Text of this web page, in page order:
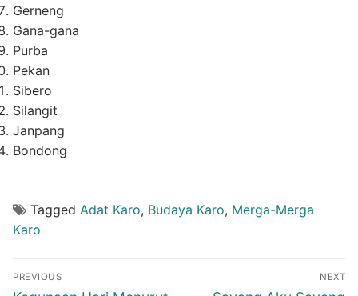
Gerneng
Gana-gana
Purba
Pekan
Sibero
Silangit
Janpang
Bondong
Tagged Adat Karo, Budaya Karo, Merga-Merga
Karo
Post
PREVIOUS NEXT